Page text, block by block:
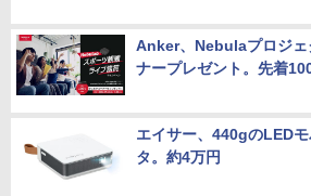
Anker、Nebulaプロジェ
ナープレゼント。先着
エイサー、440gのLED
タ。約4万円